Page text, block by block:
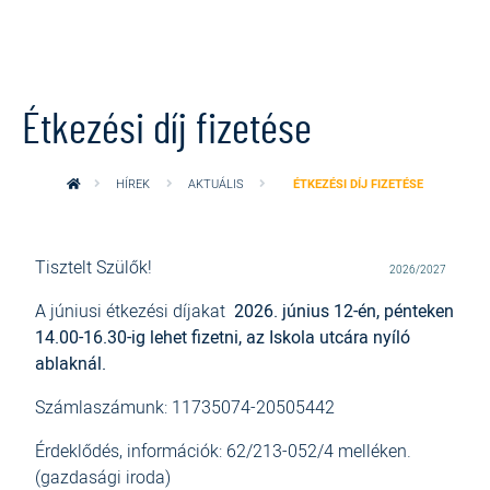
Étkezési díj fizetése
HÍREK AKTUÁLIS ÉTKEZÉSI DÍJ FIZETÉSE
2026/2027
Tisztelt Szülők!
A júniusi étkezési díjakat 2026. június 12-én, pénteken
14.00-16.30-ig lehet fizetni, az Iskola utcára nyíló
ablaknál.
Számlaszámunk: 11735074-20505442
Érdeklődés, információk: 62/213-052/4 melléken.
(gazdasági iroda)